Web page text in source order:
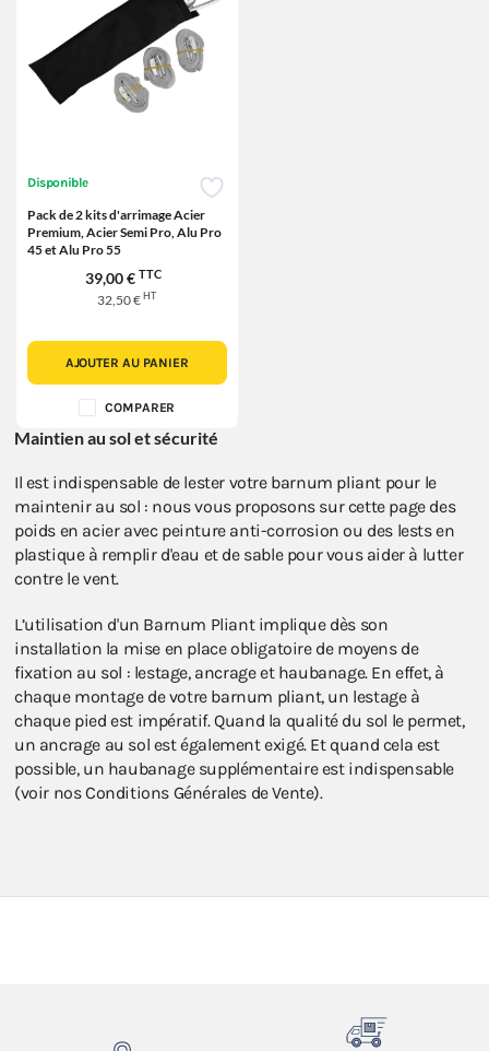
Disponible
Pack de 2 kits d'arrimage Acier
Premium, Acier Semi Pro, Alu Pro
45 et Alu Pro 55
39,00 € TTC
32,50 €HT
AJOUTER AU PANIER
COMPARER
Maintien au sol et sécurité
Il est indispensable de lester votre barnum pliant pour le
maintenir au sol : nous vous proposons sur cette page des
poids en acier avec peinture anti-corrosion ou des lests en
plastique à remplir d'eau et de sable pour vous aider à lutter
contre le vent.
L’utilisation d'un Barnum Pliant implique dès son
installation la mise en place obligatoire de moyens de
fixation au sol : lestage, ancrage et haubanage. En effet, à
chaque montage de votre barnum pliant, un lestage à
chaque pied est impératif. Quand la qualité du sol le permet,
un ancrage au sol est également exigé. Et quand cela est
possible, un haubanage supplémentaire est indispensable
(voir nos Conditions Générales de Vente).